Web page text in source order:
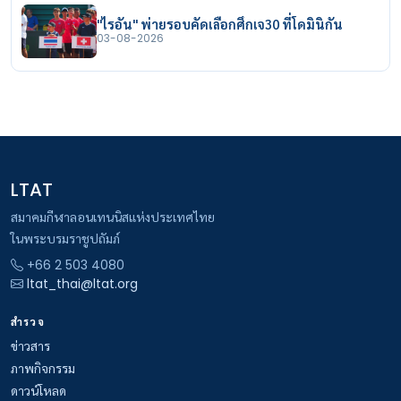
"ไรอัน" พ่ายรอบคัดเลือกศึกเจ30 ที่โดมินิกัน
03-08-2026
LTAT
สมาคมกีฬาลอนเทนนิสแห่งประเทศไทย
ในพระบรมราชูปถัมภ์
+66 2 503 4080
ltat_thai@ltat.org
สำรวจ
ข่าวสาร
ภาพกิจกรรม
ดาวน์โหลด